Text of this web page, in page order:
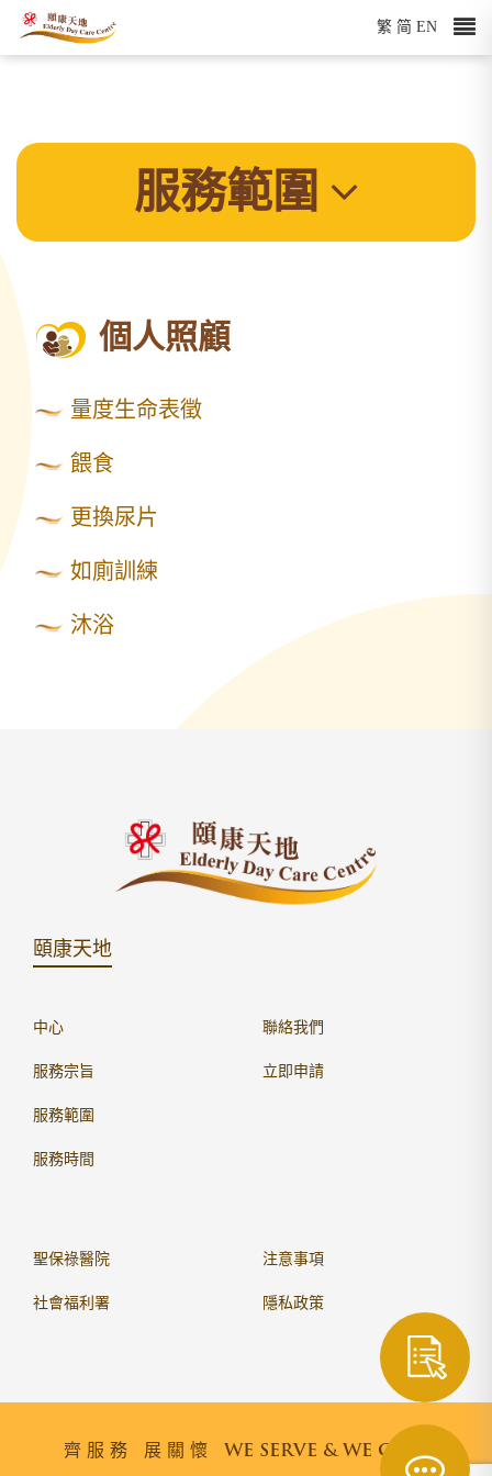
繁 简 EN
服務範圍
個人照顧
量度生命表徵
餵食
更換尿片
如廁訓練
沐浴
頤康天地
中心
服務宗旨
服務範圍
服務時間
聯絡我們
立即申請
聖保祿醫院
社會福利署
注意事項
隱私政策
齊服務 展關懷 WE SERVE & WE CARE